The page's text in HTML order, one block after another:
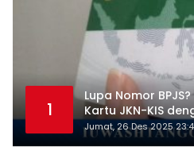
1
Lupa Nomor
Kartu JKN-KIS
Jumat, 26 Des 2025